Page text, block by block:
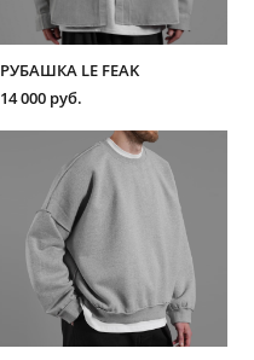
РУБАШКА LE FEAK
14 000 pуб.